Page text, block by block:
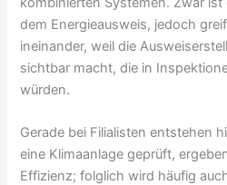
dem Energieausweis, jedoch
ineinander, weil die
sichtbar macht, die in
würden.
Gerade bei Filialisten entstehen
eine Klimaanlage geprüft,
Effizienz; folglich wird häufig